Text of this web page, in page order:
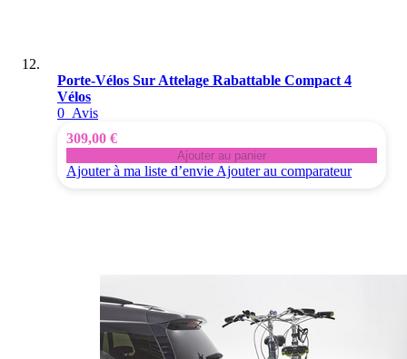
Porte-Vélos Sur Attelage Rabattable Compact 4
Vélos
0 Avis
309,00 €
Ajouter au panier
Ajouter à ma liste d’envie Ajouter au comparateur